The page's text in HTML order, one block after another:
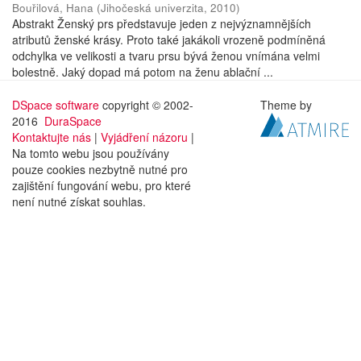
Bouřilová, Hana (Jihočeská univerzita, 2010)
Abstrakt Ženský prs představuje jeden z nejvýznamnějších
atributů ženské krásy. Proto také jakákoli vrozeně podmíněná
odchylka ve velikosti a tvaru prsu bývá ženou vnímána velmi
bolestně. Jaký dopad má potom na ženu ablační ...
DSpace software copyright © 2002-
2016 DuraSpace
Kontaktujte nás | Vyjádření názoru |
Na tomto webu jsou používány
pouze cookies nezbytně nutné pro
zajištění fungování webu, pro které
není nutné získat souhlas.
Theme by